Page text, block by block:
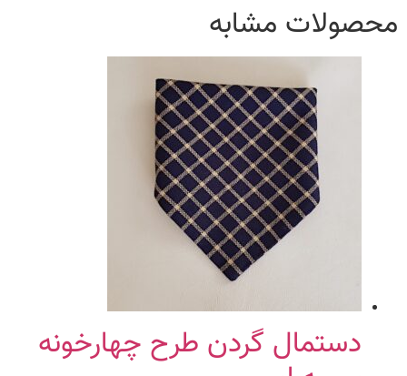
محصولات مشابه
دستمال گردن طرح چهارخونه